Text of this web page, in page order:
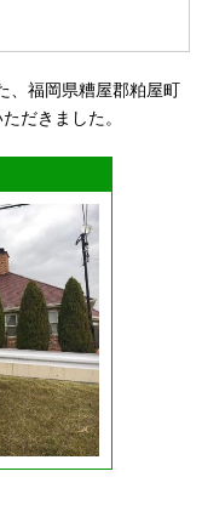
、福岡県糟屋郡粕屋町
だきました。